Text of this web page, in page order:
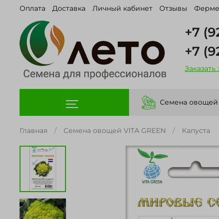
Оплата Доставка Личный кабинет Отзывы
+7
+7
Заказать
Семена овощей
Главная Семена овощей VITA GREEN Капуста